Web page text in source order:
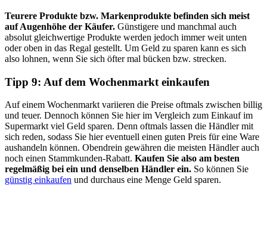
Teurere Produkte bzw. Markenprodukte befinden sich meist
auf Augenhöhe der Käufer. Günstigere und manchmal auch
absolut gleichwertige Produkte werden jedoch immer weit unten
oder oben in das Regal gestellt. Um Geld zu sparen kann es sich
also lohnen, wenn Sie sich öfter mal bücken bzw. strecken.
Tipp 9: Auf dem Wochenmarkt einkaufen
Auf einem Wochenmarkt variieren die Preise oftmals zwischen billig
und teuer. Dennoch können Sie hier im Vergleich zum Einkauf im
Supermarkt viel Geld sparen. Denn oftmals lassen die Händler mit
sich reden, sodass Sie hier eventuell einen guten Preis für eine Ware
aushandeln können. Obendrein gewähren die meisten Händler auch
noch einen Stammkunden-Rabatt. Kaufen Sie also am besten
regelmäßig bei ein und denselben Händler ein. So können Sie
günstig einkaufen und durchaus eine Menge Geld sparen.